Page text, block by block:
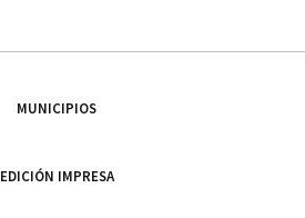
MUNICIPIOS
EDICIÓN IMPRESA